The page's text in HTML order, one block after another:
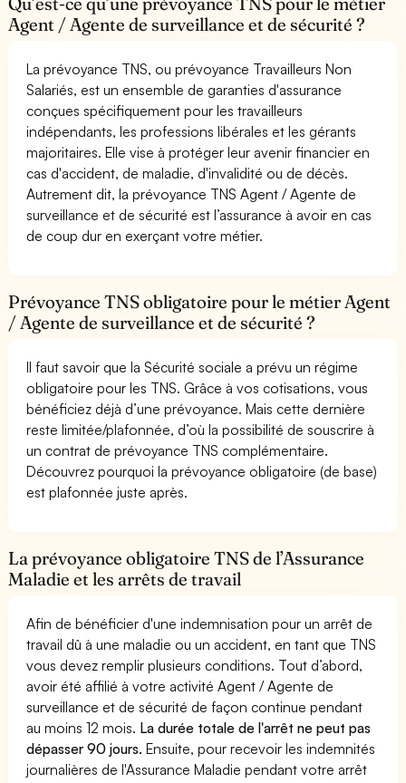
Agent / Agente de surveillance et de sécurité ?
La prévoyance TNS, ou prévoyance Travailleurs Non
Salariés, est un ensemble de garanties d'assurance
conçues spécifiquement pour les travailleurs
indépendants, les professions libérales et les gérants
majoritaires. Elle vise à protéger leur avenir financier en
cas d'accident, de maladie, d'invalidité ou de décès.
Autrement dit, la prévoyance TNS Agent / Agente de
surveillance et de sécurité est l’assurance à avoir en cas
de coup dur en exerçant votre métier.
Prévoyance TNS obligatoire pour le métier Agent
/ Agente de surveillance et de sécurité ?
Il faut savoir que la Sécurité sociale a prévu un régime
obligatoire pour les TNS. Grâce à vos cotisations, vous
bénéficiez déjà d’une prévoyance. Mais cette dernière
reste limitée/plafonnée, d’où la possibilité de souscrire à
un contrat de prévoyance TNS complémentaire.
Découvrez pourquoi la prévoyance obligatoire (de base)
est plafonnée juste après.
La prévoyance obligatoire TNS de l’Assurance
Maladie et les arrêts de travail
Afin de bénéficier d'une indemnisation pour un arrêt de
travail dû à une maladie ou un accident, en tant que TNS
vous devez remplir plusieurs conditions. Tout d’abord,
avoir été affilié à votre activité Agent / Agente de
surveillance et de sécurité de façon continue pendant
au moins 12 mois. La durée totale de l'arrêt ne peut pas
dépasser 90 jours. Ensuite, pour recevoir les indemnités
journalières de l'Assurance Maladie pendant votre arrêt